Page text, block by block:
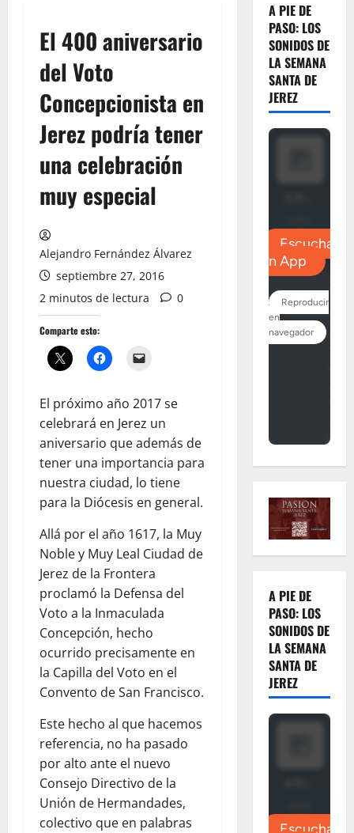
El 400 aniversario
del Voto
Concepcionista en
Jerez podría tener
una celebración
muy especial
Alejandro Fernández Álvarez
septiembre 27, 2016
2 minutos de lectura
0
Comparte esto:
El próximo año 2017 se
celebrará en Jerez un
aniversario que además de
tener una importancia para
nuestra ciudad, lo tiene
para la Diócesis en general.
Allá por el año 1617, la Muy
Noble y Muy Leal Ciudad de
Jerez de la Frontera
proclamó la Defensa del
Voto a la Inmaculada
Concepción, hecho
ocurrido precisamente en
la Capilla del Voto en el
Convento de San Francisco.
Este hecho al que hacemos
referencia, no ha pasado
por alto ante el nuevo
Consejo Directivo de la
Unión de Hermandades,
colectivo que en palabras
A PIE DE
PASO: LOS
SONIDOS DE
LA SEMANA
SANTA DE
JEREZ
A PIE DE
PASO: LOS
SONIDOS DE
LA SEMANA
SANTA DE
JEREZ